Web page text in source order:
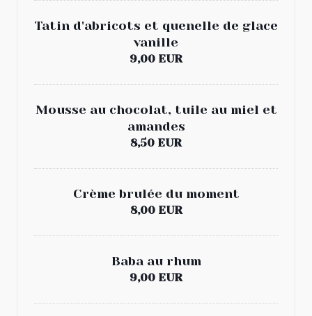
Tatin d'abricots et quenelle de glace
vanille
9,00 EUR
Mousse au chocolat, tuile au miel et
amandes
8,50 EUR
Crème brulée du moment
8,00 EUR
Baba au rhum
9,00 EUR